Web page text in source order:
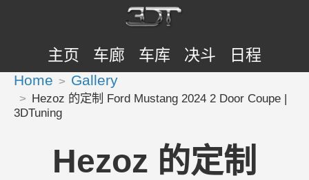
主页 车廊 车库 决斗 日程
Home Gallery
Hezoz 的定制 Ford Mustang 2024 2 Door Coupe |
3DTuning
Hezoz 的定制